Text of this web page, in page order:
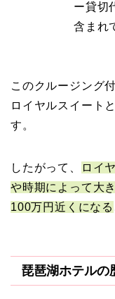
ー貸切
含まれ
このクルージング
ロイヤルスイート
す。
したがって、
ロイ
や時期によって大
100万円近くになる
琵琶湖ホテルの